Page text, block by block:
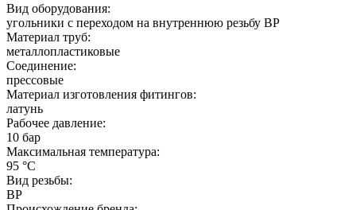
Вид оборудования:
угольники с переходом на внутреннюю резьбу ВР
Материал труб:
металлопластиковые
Соединение:
прессовые
Материал изготовления фитингов:
латунь
Рабочее давление:
10 бар
Максимальная температура:
95 °C
Вид резьбы:
ВР